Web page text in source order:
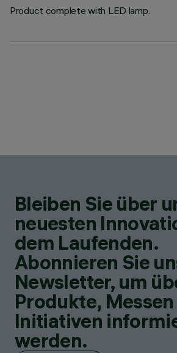
Product complete with LED lamp.
Bleiben Sie über
neuesten
dem Laufenden.
Abonnieren Sie
Newsletter, um
Produkte,
Initiativen
werden.